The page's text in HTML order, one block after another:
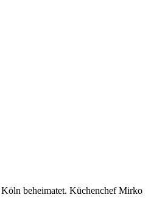
beheimatet. Küchenchef Mirko